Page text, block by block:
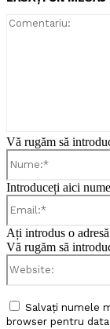
Vă rugăm să
Introduceți aici
Ați introdus o
Vă rugăm să
Salvați numele
browser pentru